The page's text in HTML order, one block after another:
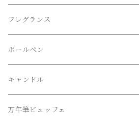
フレグランス
ボールペン
キャンドル
万年筆ビュッフェ